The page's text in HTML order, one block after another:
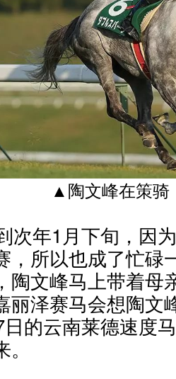
▲陶文峰在策骑
次年1月下旬，因
，所以也成了忙碌
陶文峰马上带着母
丽泽赛马会想陶文
的云南莱德速度